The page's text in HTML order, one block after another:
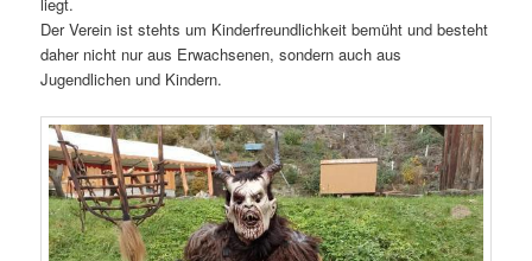
Der Verein ist stehts um Kinderfreundlichkeit bemüht und besteht
daher nicht nur aus Erwachsenen, sondern auch aus
Jugendlichen und Kindern.